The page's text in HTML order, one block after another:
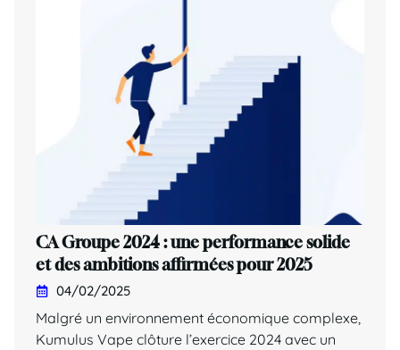
CA Groupe 2024 : une performance solide
et des ambitions affirmées pour 2025
04/02/2025
Malgré un environnement économique complexe,
Kumulus Vape clôture l’exercice 2024 avec un